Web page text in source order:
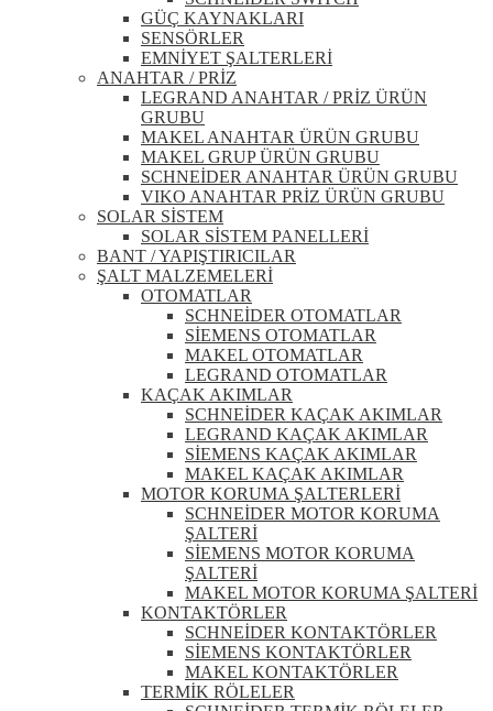
GÜÇ KAYNAKLARI
SENSÖRLER
EMNİYET ŞALTERLERİ
ANAHTAR / PRİZ
LEGRAND ANAHTAR / PRİZ ÜRÜN
GRUBU
MAKEL ANAHTAR ÜRÜN GRUBU
MAKEL GRUP ÜRÜN GRUBU
SCHNEİDER ANAHTAR ÜRÜN GRUBU
VIKO ANAHTAR PRİZ ÜRÜN GRUBU
SOLAR SİSTEM
SOLAR SİSTEM PANELLERİ
BANT / YAPIŞTIRICILAR
ŞALT MALZEMELERİ
OTOMATLAR
SCHNEİDER OTOMATLAR
SİEMENS OTOMATLAR
MAKEL OTOMATLAR
LEGRAND OTOMATLAR
KAÇAK AKIMLAR
SCHNEİDER KAÇAK AKIMLAR
LEGRAND KAÇAK AKIMLAR
SİEMENS KAÇAK AKIMLAR
MAKEL KAÇAK AKIMLAR
MOTOR KORUMA ŞALTERLERİ
SCHNEİDER MOTOR KORUMA
ŞALTERİ
SİEMENS MOTOR KORUMA
ŞALTERİ
MAKEL MOTOR KORUMA ŞALTERİ
KONTAKTÖRLER
SCHNEİDER KONTAKTÖRLER
SİEMENS KONTAKTÖRLER
MAKEL KONTAKTÖRLER
TERMİK RÖLELER